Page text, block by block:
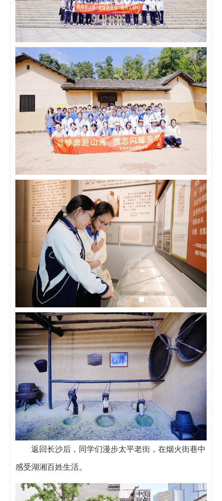
返回长沙后，同学们漫步太平老街，在烟火街巷中
感受湖湘百姓生活。